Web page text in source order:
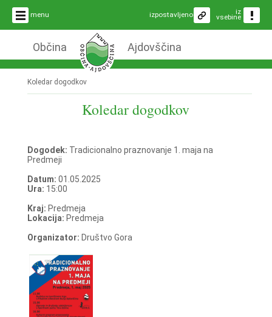
menu iz
vsebine
izpostavljeno
Občina Ajdovščina
Koledar dogodkov
Koledar dogodkov
Dogodek: Tradicionalno praznovanje 1. maja na
Predmeji
Datum: 01.05.2025
Ura: 15:00
Kraj: Predmeja
Lokacija: Predmeja
Organizator: Društvo Gora